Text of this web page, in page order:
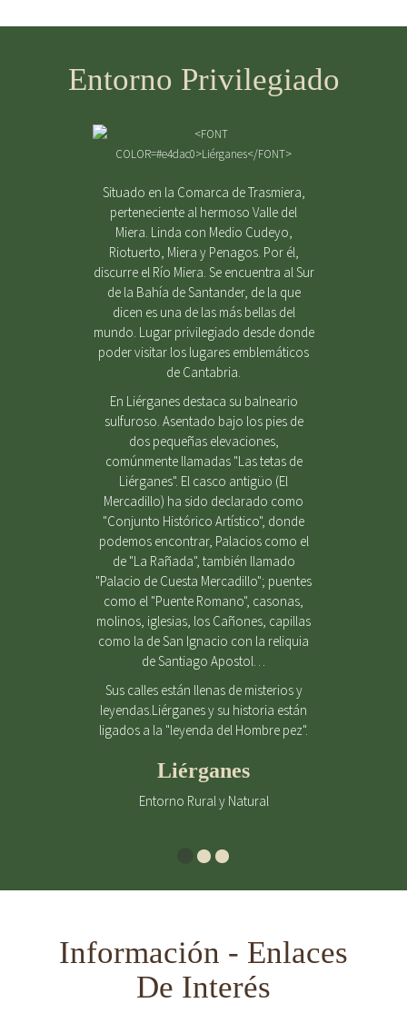
Entorno Privilegiado
Situado en la Comarca de Trasmiera,
perteneciente al hermoso Valle del
Miera. Linda con Medio Cudeyo,
Riotuerto, Miera y Penagos. Por él,
discurre el Río Miera. Se encuentra al Sur
de la Bahía de Santander, de la que
dicen es una de las más bellas del
mundo. Lugar privilegiado desde donde
poder visitar los lugares emblemáticos
de Cantabria.
En Liérganes destaca su balneario
sulfuroso. Asentado bajo los pies de
dos pequeñas elevaciones,
comúnmente llamadas "Las tetas de
Liérganes". El casco antigüo (El
Mercadillo) ha sido declarado como
"Conjunto Histórico Artístico", donde
podemos encontrar, Palacios como el
de "La Rañada", también llamado
"Palacio de Cuesta Mercadillo"; puentes
como el "Puente Romano", casonas,
molinos, iglesias, los Cañones, capillas
como la de San Ignacio con la reliquia
de Santiago Apostol…
Sus calles están llenas de misterios y
leyendas.Liérganes y su historia están
ligados a la "leyenda del Hombre pez".
Liérganes
Entorno Rural y Natural
Información - Enlaces
De Interés